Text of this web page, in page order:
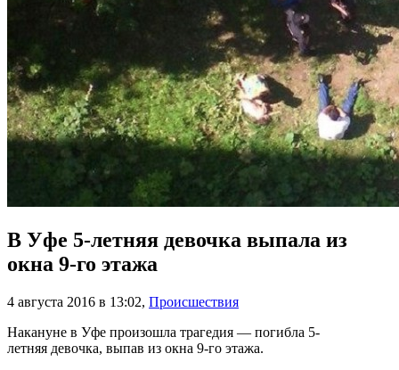
В Уфе 5-летняя девочка выпала из
окна 9-го этажа
4 августа 2016 в 13:02, Происшествия
Накануне в Уфе произошла трагедия — погибла 5-
летняя девочка, выпав из окна 9-го этажа.